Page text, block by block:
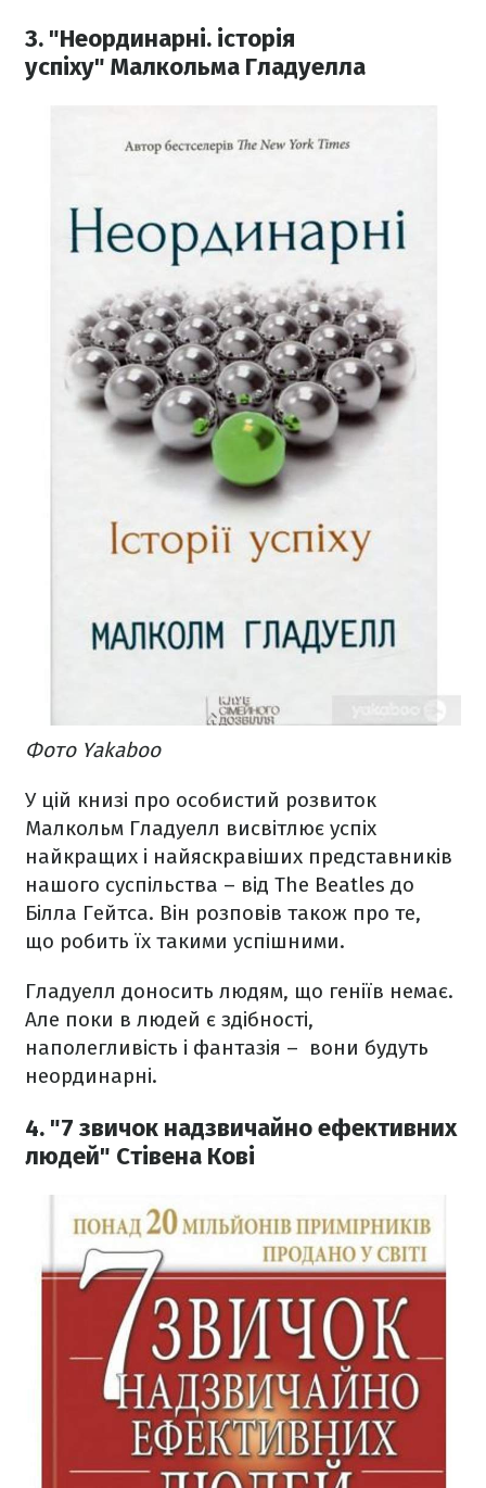
3. "Неординарні. історія
успіху" Малкольма Гладуелла
Фото Yakaboo
У цій книзі про особистий розвиток
Малкольм Гладуелл висвітлює успіх
найкращих і найяскравіших представників
нашого суспільства – від The Beatles до
Білла Гейтса. Він розповів також про те,
що робить їх такими успішними.
Гладуелл доносить людям, що геніїв немає.
Але поки в людей є здібності,
наполегливість і фантазія – вони будуть
неординарні.
4. "7 звичок надзвичайно ефективних
людей" Стівена Кові